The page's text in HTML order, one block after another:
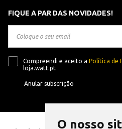
O nosso
FIQUE A PAR DAS NOVIDADES!
Compreendi e aceito a Política de
loja.watt.pt
Anular subscrição